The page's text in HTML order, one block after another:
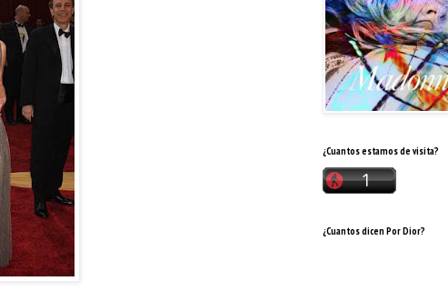
¿Cuantos estamos de visita?
¿Cuantos dicen Por Dior?